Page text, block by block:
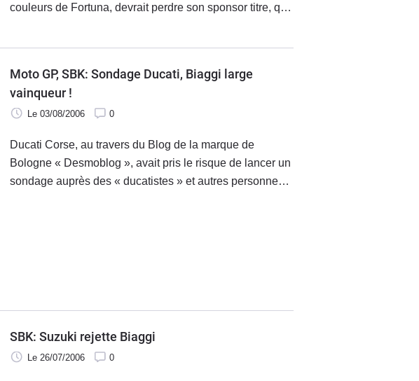
couleurs de Fortuna, devrait perdre son sponsor titre, qui
Moto GP, SBK: Sondage Ducati, Biaggi large
vainqueur !
Le 03/08/2006 0
Ducati Corse, au travers du Blog de la marque de
Bologne « Desmoblog », avait pris le risque de lancer un
sondage auprès des « ducatistes » et autres personnes
SBK: Suzuki rejette Biaggi
Le 26/07/2006 0